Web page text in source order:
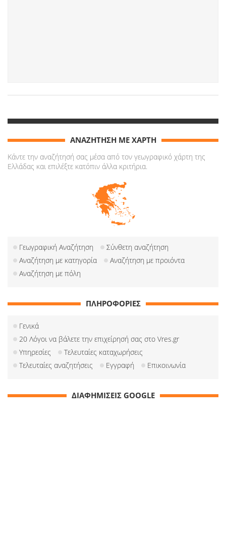
ΑΝΑΖΗΤΗΣΗ ΜΕ ΧΑΡΤΗ
Κάντε την αναζήτησή σας μέσα από τον γεωγραφικό χάρτη της
Ελλάδας και επιλέξτε κατόπιν άλλα κριτήρια.
Γεωγραφική Αναζήτηση
Σύνθετη αναζήτηση
Αναζήτηση με κατηγορία
Αναζήτηση με προιόντα
Αναζήτηση με πόλη
ΠΛΗΡΟΦΟΡΙΕΣ
Γενικά
20 Λόγοι να βάλετε την επιχείρησή σας στο Vres.gr
Υπηρεσίες
Τελευταίες καταχωρήσεις
Τελευταίες αναζητήσεις
Εγγραφή Επικοινωνία
ΔΙΑΦΗΜΙΣΕΙΣ GOOGLE